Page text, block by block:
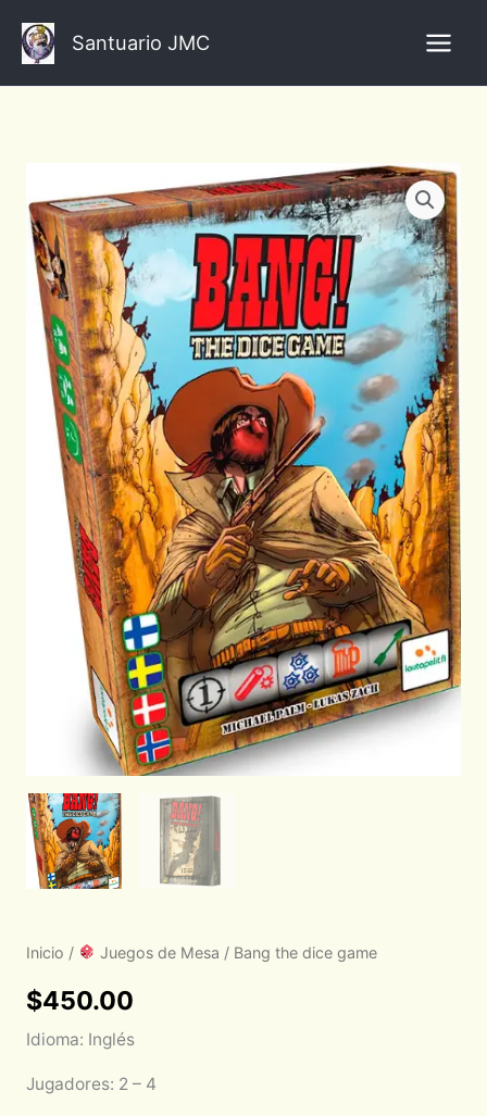
contenido
Santuario JMC
Inicio / Juegos de Mesa / Bang the dice game
$450.00
Idioma: Inglés
Jugadores: 2 – 4